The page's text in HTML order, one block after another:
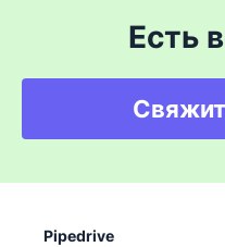
Есть
Pipedrive